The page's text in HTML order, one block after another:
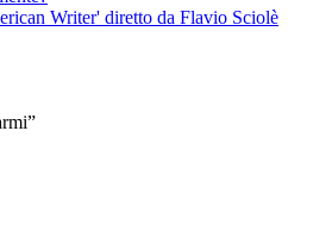
Writer' diretto da Flavio Sciolè